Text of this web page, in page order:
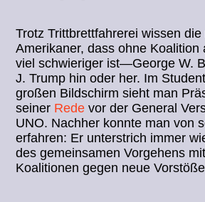
Trotz Trittbrettfahrerei wissen die
Amerikaner, dass ohne Koalition
viel schwieriger ist—George W.
J. Trump hin oder her. Im
großen Bildschirm sieht man
seiner Rede vor der General
UNO. Nachher konnte man von
erfahren: Er unterstrich immer
des gemeinsamen Vorgehens
Koalitionen gegen neue